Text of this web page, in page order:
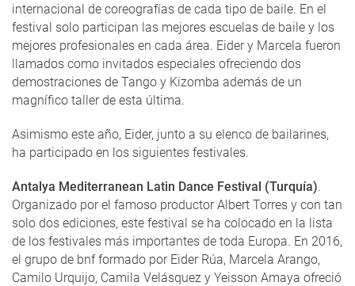
internacional de coreografías de cada tipo de baile. En el
festival solo participan las mejores escuelas de baile y los
mejores profesionales en cada área. Eider y Marcela fueron
llamados como invitados especiales ofreciendo dos
demostraciones de Tango y Kizomba además de un
magnífico taller de esta última.
Asimismo este año, Eider, junto a su elenco de bailarines,
ha participado en los siguientes festivales.
Antalya Mediterranean Latin Dance Festival (Turquía).
Organizado por el famoso productor Albert Torres y con tan
solo dos ediciones, este festival se ha colocado en la lista
de los festivales más importantes de toda Europa. En 2016,
el grupo de bnf formado por Eider Rúa, Marcela Arango,
Camilo Urquijo, Camila Velásquez y Yeisson Amaya ofreció